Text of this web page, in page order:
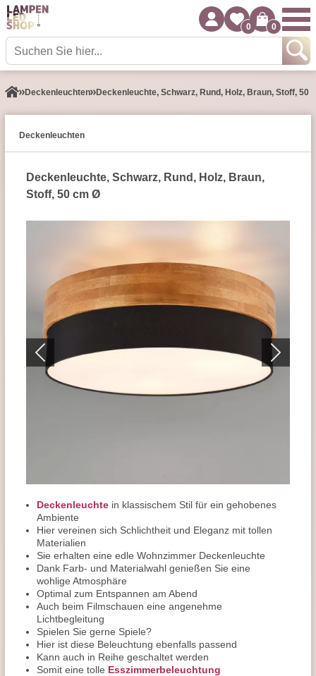
0 0
Decken­leuchten Deckenleuchte, Schwarz, Rund, Holz, Braun, Stoff, 50
Decken­leuchten
Deckenleuchte, Schwarz, Rund, Holz, Braun,
Stoff, 50 cm Ø
Deckenleuchte in klassischem Stil für ein gehobenes
Ambiente
Hier vereinen sich Schlichtheit und Eleganz mit tollen
Materialien
Sie erhalten eine edle Wohnzimmer Deckenleuchte
Dank Farb- und Materialwahl genießen Sie eine
wohlige Atmosphäre
Optimal zum Entspannen am Abend
Auch beim Filmschauen eine angenehme
Lichtbegleitung
Spielen Sie gerne Spiele?
Hier ist diese Beleuchtung ebenfalls passend
Kann auch in Reihe geschaltet werden
Somit eine tolle Esszimmerbeleuchtung